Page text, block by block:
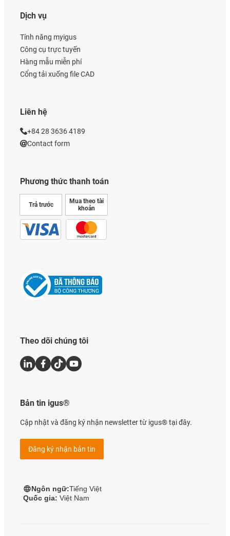
Phương thức thanh toán
Trả trước
Mua theo tài
khoản
Dịch vụ
Tính năng myigus
Công cụ trực tuyến
Hàng mẫu miễn phí
Cổng tải xuống file CAD
Liên hệ
+84 28 3636 4189
Contact form
Theo dõi chúng tôi
Bản tin igus®
Cập nhật và đăng ký nhận newsletter từ igus® tại đây.
Đăng ký nhận bản tin
Ngôn ngữ:Tiếng Việt
Quốc gia: Việt Nam